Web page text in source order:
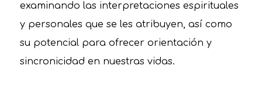
examinando las interpretaciones espirituales
y personales que se les atribuyen, así como
su potencial para ofrecer orientación y
sincronicidad en nuestras vidas.